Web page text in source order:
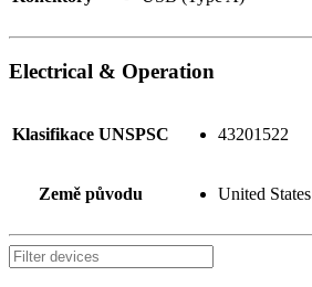
Electrical & Operation
Klasifikace UNSPSC 43201522
Země původu United States